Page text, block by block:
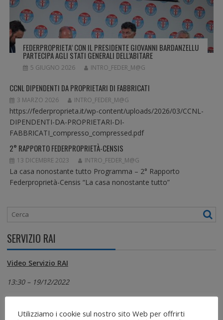
T
C
O
L FEDERPROPRIETA’ CON IL PRESIDENTE GIOVANNI BARDANZELLU
PARTECIPA AGLI STATI GENERALI DELL’ABITARE
5 GIUGNO 2026 INTRO_FEDER_M@G
CCNL DIPENDENTI DA PROPRIETARI DI FABBRICATI
3 MARZO 2026 INTRO_FEDER_M@G
https://federproprieta.it/wp-content/uploads/2026/03/CCNL-
DIPENDENTI-DA-PROPRIETARI-DI-
FABBRICATI_compresso_compressed.pdf
2° RAPPORTO FEDERPROPRIETÀ-CENSIS
13 DICEMBRE 2023 INTRO_FEDER_M@G
La casa nonostante tutto Programma – 2° Rapporto
Federproprietà-Censis “La casa nonostante tutto”
SERVIZIO RAI
Video Servizio RAI
13:30 – 19/12/2022
PlayerUtilizziamo i cookie sul nostro sito Web per offrirti